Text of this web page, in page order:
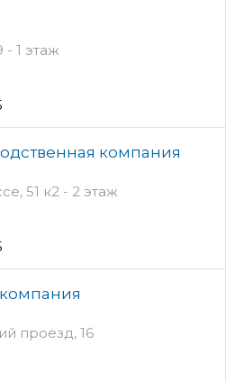
1 этаж
компания
51 к2 - 2 этаж
проезд, 16